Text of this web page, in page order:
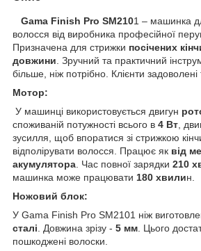
Gama Finish Pro SM2101 – машинка
волосся від виробника професійної
Призначена для стрижки посічених
довжини . Зручний та практичний
більше, ніж потрібно. Клієнти
Мотор:
У машинці використовується двигун
споживаній потужності всього в 4 Вт ,
зусилля, щоб впоратися зі стрижкою
відполірувати волосся. Працює як від
акумулятора . Час повної зарядки 210
машинка може працювати 180 хвилин.
Ножовий блок:
У Gama Finish Pro SM2101 ніж
сталі . Довжина зрізу - 5 мм . Цього
пошкоджені волоски.